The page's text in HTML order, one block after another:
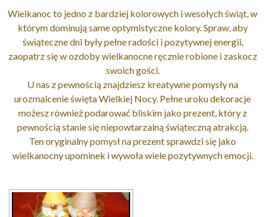
Wielkanoc to jedno z bardziej kolorowych i wesołych świąt, w
którym dominują same optymistyczne kolory. Spraw, aby
świąteczne dni były pełne radości i pozytywnej energii,
zaopatrz się w ozdoby wielkanocne ręcznie robione i zaskocz
swoich gości.
U nas z pewnością znajdziesz kreatywne pomysły na
urozmaicenie święta Wielkiej Nocy. Pełne uroku dekoracje
możesz również podarować bliskim jako prezent, który z
pewnością stanie się niepowtarzalną świąteczną atrakcją.
Ten oryginalny pomysł na prezent sprawdzi się jako
wielkanocny upominek i wywoła wiele pozytywnych emocji.